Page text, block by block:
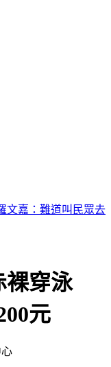
殺人 兒媳返家驚見
裸穿泳
元